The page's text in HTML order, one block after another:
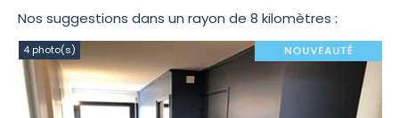
Nos suggestions dans un rayon de 8 kilomètres :
4 photo(s)